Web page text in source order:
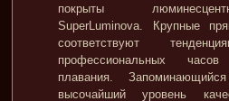
покрыты
SuperLuminova. Крупные
соответствуют
профессиональных
плавания.
высочайший уровень